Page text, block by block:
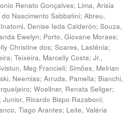
Renato Gonçalves; Lima, Arisia
Nascimento Sabbatini; Abreu,
Inatomi, Denise Ieda Calderón; Souza,
Ewelyn; Porto, Giovane Moraes;
Christine dos; Soares, Lastênia;
; Teixeira, Marcelly Costa; Jr.,
Meg Francieli; Simões, Melrian
Neemias; Arruda, Pamella; Bianchi,
; Woellner, Renata Seliger;
; Junior, Ricardo Bispo Razaboni;
Tiago Arantes; Leite, Valéria